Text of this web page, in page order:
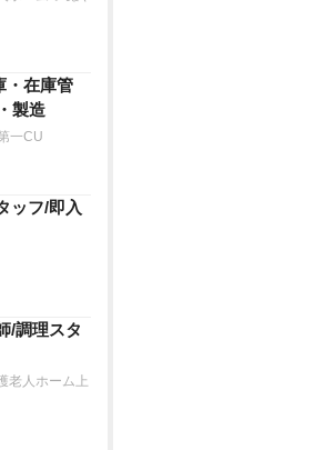
・在庫管
製造
一CU
ッフ/即入
/調理スタ
老人ホーム上